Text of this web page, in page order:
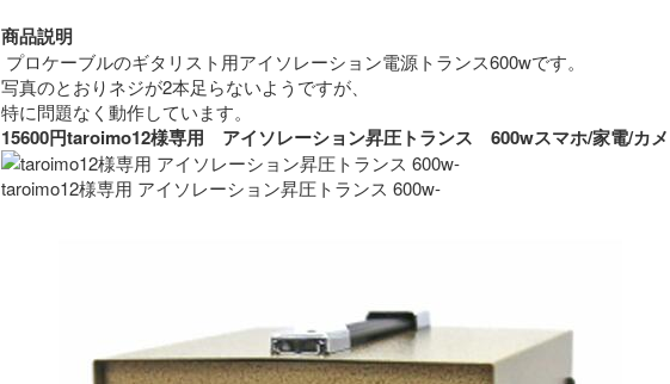
商品説明
プロケーブルのギタリスト用アイソレーション電源トランス600wです。
写真のとおりネジが2本足らないようですが、
15600円taroimo12様専用　アイソレーション昇圧トランス　600wスマホ/家電/
taroimo12様専用 アイソレーション昇圧トランス 600w-